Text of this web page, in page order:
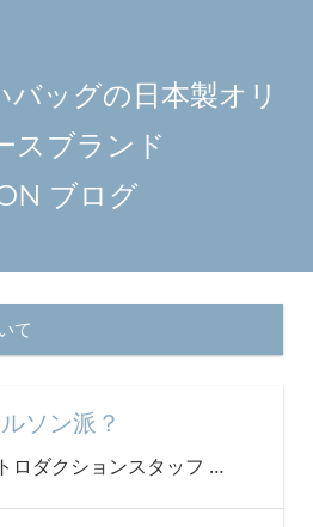
ッグの日本製オリ
スブランド
ブログ
て
ソン派？
ロダクションスタッフ …